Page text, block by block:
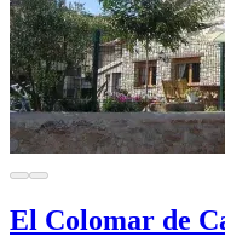
El Colomar de